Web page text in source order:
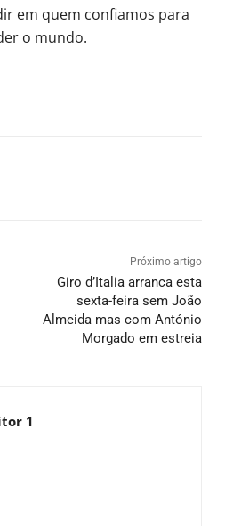
em quem confiamos para
o mundo.
Próximo artigo
Giro d’Italia arranca esta
sexta-feira sem João
Almeida mas com António
Morgado em estreia
1